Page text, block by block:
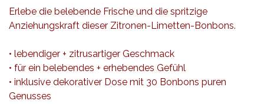
Erlebe die belebende Frische und die spritzige
Anziehungskraft dieser Zitronen-Limetten-Bonbons.
• lebendiger + zitrusartiger Geschmack
• für ein belebendes + erhebendes Gefühl
• inklusive dekorativer Dose mit 30 Bonbons puren
Genusses